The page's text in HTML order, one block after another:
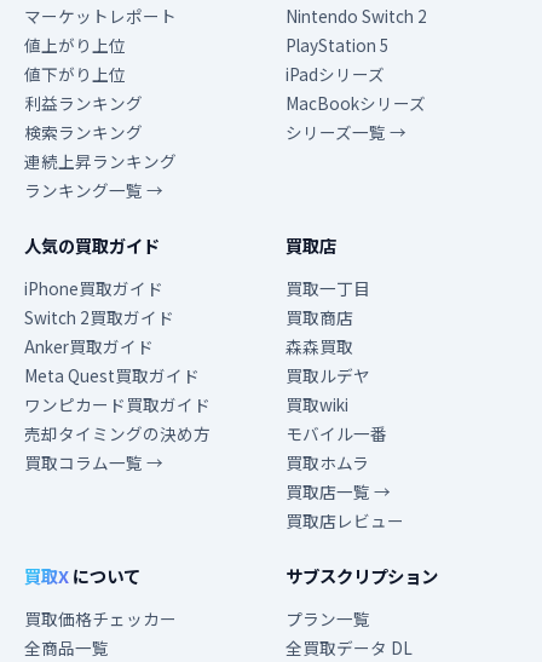
マーケットレポート
値上がり上位
値下がり上位
利益ランキング
検索ランキング
連続上昇ランキング
ランキング一覧 →
Nintendo Switch 2
PlayStation 5
iPadシリーズ
MacBookシリーズ
シリーズ一覧 →
人気の買取ガイド
iPhone買取ガイド
Switch 2買取ガイド
Anker買取ガイド
Meta Quest買取ガイド
ワンピカード買取ガイド
売却タイミングの決め方
買取コラム一覧 →
買取店
買取一丁目
買取商店
森森買取
買取ルデヤ
買取wiki
モバイル一番
買取ホムラ
買取店一覧 →
買取店レビュー
買取Xについて
買取価格チェッカー
全商品一覧
サブスクリプション
プラン一覧
全買取データ DL